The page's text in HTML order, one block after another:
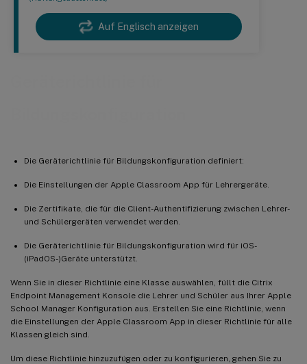
Auf Englisch anzeigen
Die Geräterichtlinie für Bildungskonfiguration definiert:
Die Einstellungen der Apple Classroom App für Lehrergeräte.
Die Zertifikate, die für die Client-Authentifizierung zwischen Lehrer-
und Schülergeräten verwendet werden.
Die Geräterichtlinie für Bildungskonfiguration wird für iOS-
(iPadOS-)Geräte unterstützt.
Wenn Sie in dieser Richtlinie eine Klasse auswählen, füllt die Citrix
Endpoint Management Konsole die Lehrer und Schüler aus Ihrer Apple
School Manager Konfiguration aus. Erstellen Sie eine Richtlinie, wenn
die Einstellungen der Apple Classroom App in dieser Richtlinie für alle
Klassen gleich sind.
Um diese Richtlinie hinzuzufügen oder zu konfigurieren, gehen Sie zu